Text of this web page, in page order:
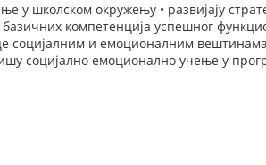
школском окружењу • развијају
компетенција успешног
социјалним и емоционалним
социјално емоционално учење у